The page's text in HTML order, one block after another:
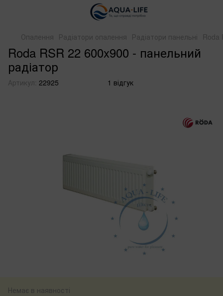
Опалення Радіатори опалення Радіатори панельні Roda
Roda RSR 22 600x900 - панельний
радіатор
Артикул: 22925 1 відгук
Немає в наявності